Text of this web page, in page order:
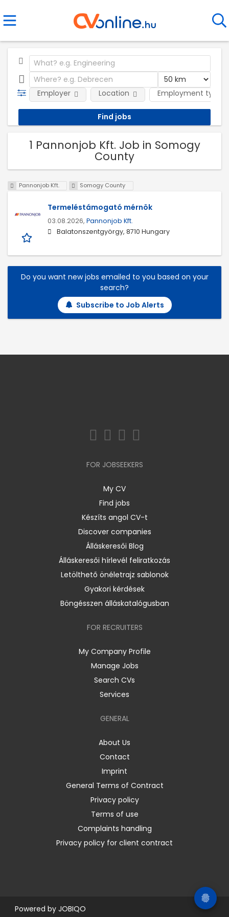
Employment type
Employer Location
1 Pannonjob Kft. Job in Somogy
County
Pannonjob Kft. Somogy County
Termeléstámogató mérnök
03.08.2026, Pannonjob Kft.
Balatonszentgyörgy, 8710 Hungary
Do you want new jobs emailed to you based on your
search?
Subscribe to Job Alerts
FOR JOBSEEKERS
My CV
Find jobs
Készíts angol CV-t
Discover companies
Álláskeresői Blog
Álláskeresői hírlevél feliratkozás
Letölthető önéletrajz sablonok
Gyakori kérdések
Böngésszen álláskatalógusban
FOR RECRUITERS
My Company Profile
Manage Jobs
Search CVs
Services
GENERAL
About Us
Contact
Imprint
General Terms of Contract
Privacy policy
Terms of use
Complaints handling
Privacy policy for client contract
Powered by JOBIQO